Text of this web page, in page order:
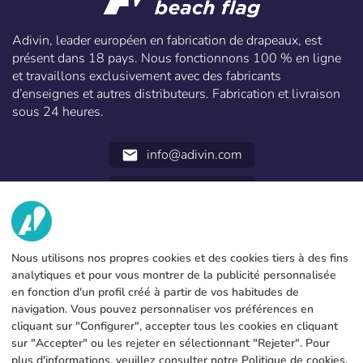
Adivin, leader européen en fabrication de drapeaux, est
présent dans 18 pays. Nous fonctionnons 100 % en ligne
et travaillons exclusivement avec des fabricants
d’enseignes et autres distributeurs. Fabrication et livraison
sous 24 heures.
email info@adivin.com
NOUS
Fabrique
Contact
Blog
SERVICES
Modes de paiement
Production et livraison
INFORMATION LÉGALE
Avis légal
Conditions générales
Utilisation des cookies
Nous utilisons nos propres cookies et des cookies tiers à des fins
analytiques et pour vous montrer de la publicité personnalisée
en fonction d'un profil créé à partir de vos habitudes de
navigation. Vous pouvez personnaliser vos préférences en
cliquant sur "Configurer", accepter tous les cookies en cliquant
sur "Accepter" ou les rejeter en sélectionnant "Rejeter". Pour